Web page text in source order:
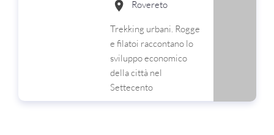
Rovereto
Trekking urbani. Rogge
e filatoi raccontano lo
sviluppo economico
della città nel
Settecento